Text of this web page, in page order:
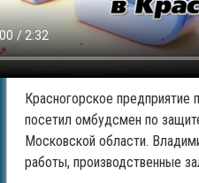
Красногорское предприятие
посетил омбудсмен по
Московской области.
работы, производственные